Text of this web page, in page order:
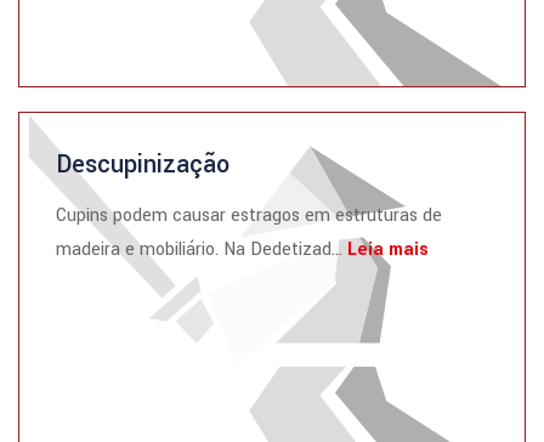
Descupinização
Cupins podem causar estragos em estruturas de
madeira e mobiliário. Na Dedetizad... Leia mais